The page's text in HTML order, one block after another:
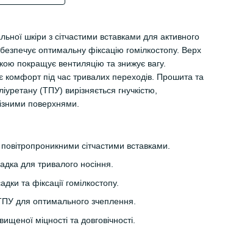
шкіри з сітчастими вставками для активного
оптимальну фіксацію гомілкостопу. Верх
покращує вентиляцію та знижує вагу.
комфорт під час тривалих переходів. Прошита та
(ТПУ) вирізняється гнучкістю,
поверхнями.
сітчастими вставками.
для тривалого носіння.
та фіксації гомілкостопу.
для оптимального зчеплення.
міцності та довговічності.